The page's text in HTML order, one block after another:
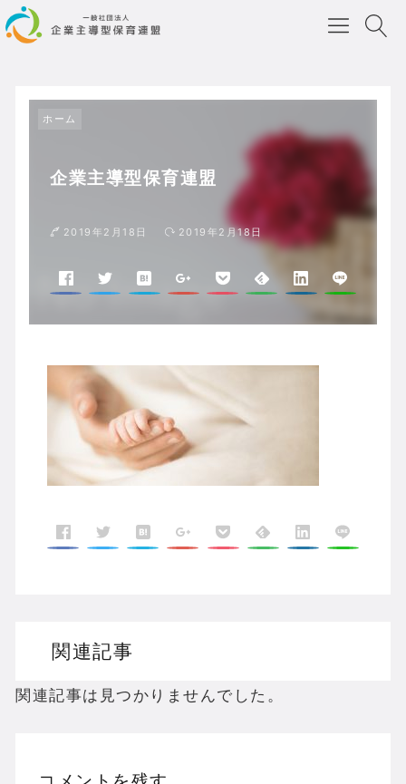
ホーム
企業主導型保育連盟
2019年2月18日 2019年2月18日
関連記事
関連記事は見つかりませんでした。